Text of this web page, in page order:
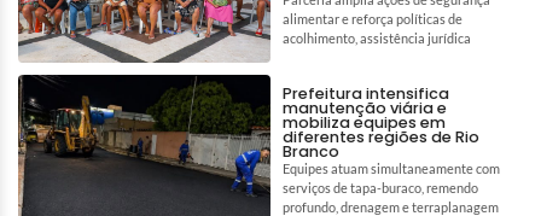
alimentar e reforça políticas de
acolhimento, assistência jurídica
Prefeitura intensifica
manutenção viária e
mobiliza equipes em
diferentes regiões de Rio
Branco
Equipes atuam simultaneamente com
serviços de tapa-buraco, remendo
profundo, drenagem e terraplanagem